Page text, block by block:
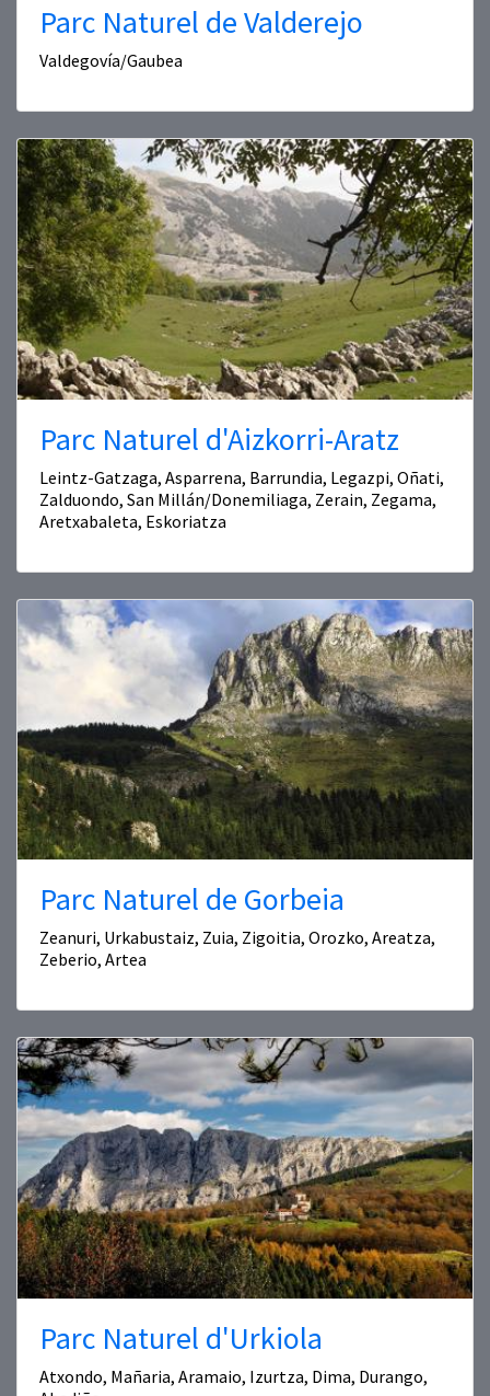
Parc Naturel de Valderejo
Valdegovía/Gaubea
Parc Naturel d'Aizkorri-Aratz
Leintz-Gatzaga, Asparrena, Barrundia, Legazpi, Oñati,
Zalduondo, San Millán/Donemiliaga, Zerain, Zegama,
Aretxabaleta, Eskoriatza
Parc Naturel de Gorbeia
Zeanuri, Urkabustaiz, Zuia, Zigoitia, Orozko, Areatza,
Zeberio, Artea
Parc Naturel d'Urkiola
Atxondo, Mañaria, Aramaio, Izurtza, Dima, Durango,